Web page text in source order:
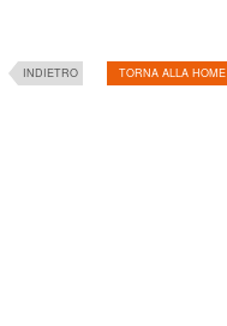
INDIETRO TORNA ALLA HOME